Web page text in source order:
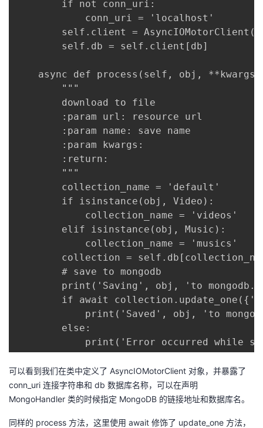
if not conn_uri:
conn_uri = 'localhost'
self.client =
self.db = self.client[db]
async def process(self, obj,
"""
download to file
:param url: resource url
:param name: save name
:param kwargs:
:return:
"""
collection_name = 'default'
if isinstance(obj, Video):
collection_name = 'videos'
elif isinstance(obj, Music):
collection_name = 'musics'
collection =
# save to mongodb
print('Saving', obj, 'to
if await
print('Saved', obj, 'to mongodb
else:
print('Error occurred while
可以看到我们在类中定义了 AsyncIOMotorClient 对象，并暴露了
conn_uri 连接字符串和 db 数据库名称，可以在声明
MongoHandler 类的时候指定 MongoDB 的链接地址和数据库名。
同样的 process 方法，这里使用 await 修饰了 update_one 方法，